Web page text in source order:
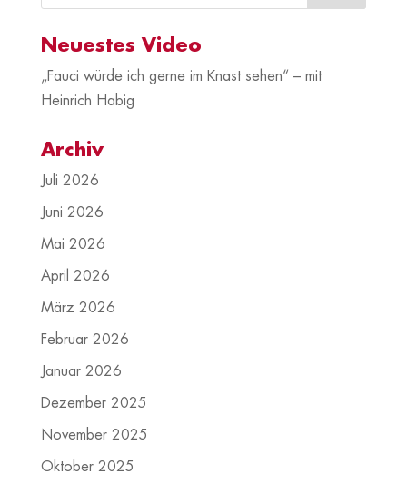
Neuestes Video
„Fauci würde ich gerne im Knast sehen“ – mit
Heinrich Habig
Archiv
Juli 2026
Juni 2026
Mai 2026
April 2026
März 2026
Februar 2026
Januar 2026
Dezember 2025
November 2025
Oktober 2025